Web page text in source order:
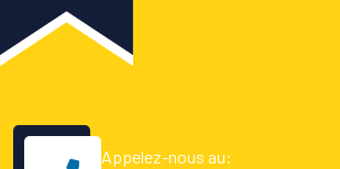
Appelez-nous au: